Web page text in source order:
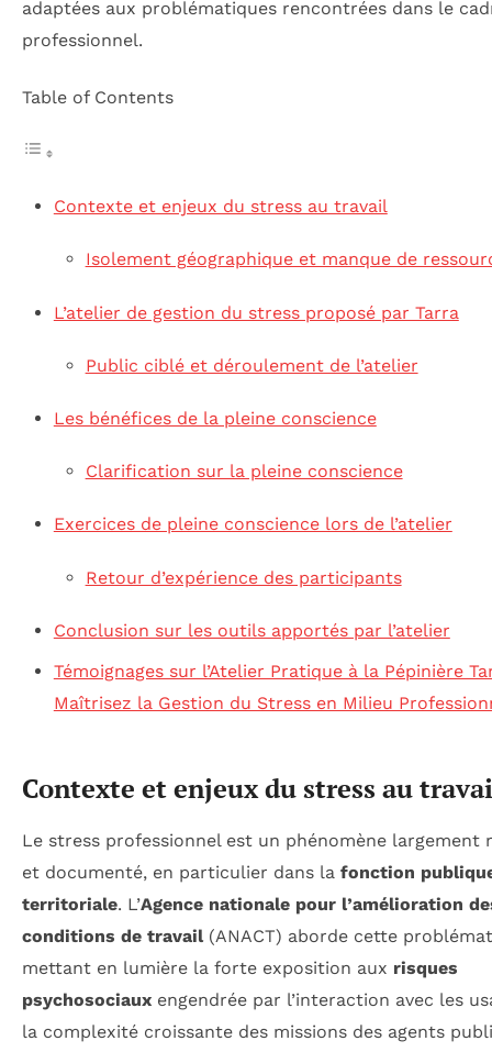
adaptées aux problématiques rencontrées dans le
professionnel.
Table of Contents
Contexte et enjeux du stress au travail
Isolement géographique et manque de
L’atelier de gestion du stress proposé par Tarra
Public ciblé et déroulement de l’atelier
Les bénéfices de la pleine conscience
Clarification sur la pleine conscience
Exercices de pleine conscience lors de l’atelier
Retour d’expérience des participants
Conclusion sur les outils apportés par l’atelier
Témoignages sur l’Atelier Pratique à la Pépinière
Maîtrisez la Gestion du Stress en Milieu
Contexte et enjeux du stress au
Le stress professionnel est un phénomène largement
et documenté, en particulier dans la fonction
territoriale. L’Agence nationale pour l’amélioration
conditions de travail(ANACT) aborde cette
mettant en lumière la forte exposition aux risques
psychosociaux engendrée par l’interaction avec les
la complexité croissante des missions des agents